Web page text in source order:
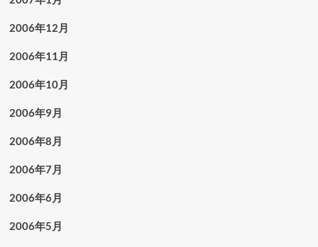
2006年12月
2006年11月
2006年10月
2006年9月
2006年8月
2006年7月
2006年6月
2006年5月